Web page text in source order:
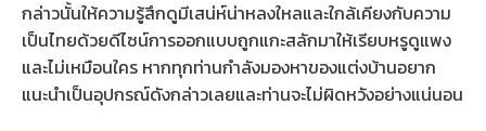
กล่าวนั้นให้ความรู้สึกดูมีเสน่ห์น่าหลงใหลและใกล้เคียงกับความ
เป็นไทยด้วยดีไซน์การออกแบบถูกแกะสลักมาให้เรียบหรูดูแพง
และไม่เหมือนใคร หากทุกท่านกำลังมองหาของแต่งบ้านอยาก
แนะนำเป็นอุปกรณ์ดังกล่าวเลยและท่านจะไม่ผิดหวังอย่างแน่นอน